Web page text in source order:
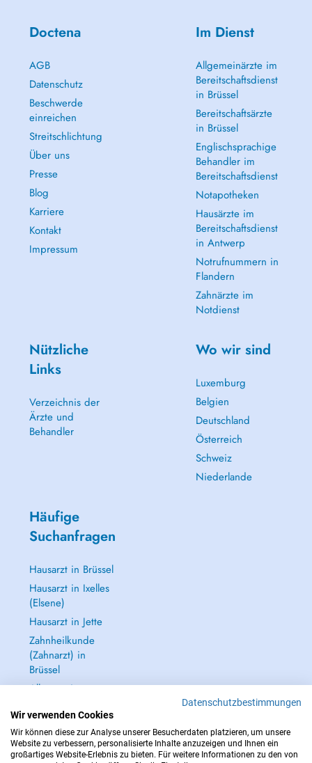
Doctena
AGB
Datenschutz
Beschwerde
einreichen
Streitschlichtung
Über uns
Presse
Blog
Karriere
Kontakt
Impressum
Im Dienst
Allgemeinärzte im
Bereitschaftsdienst
in Brüssel
Bereitschaftsärzte
in Brüssel
Englischsprachige
Behandler im
Bereitschaftsdienst
Notapotheken
Hausärzte im
Bereitschaftsdienst
in Antwerp
Notrufnummern in
Flandern
Zahnärzte im
Notdienst
Nützliche
Links
Verzeichnis der
Ärzte und
Behandler
Wo wir sind
Luxemburg
Belgien
Deutschland
Österreich
Schweiz
Niederlande
Häufige
Suchanfragen
Hausarzt in Brüssel
Hausarzt in Ixelles
(Elsene)
Hausarzt in Jette
Zahnheilkunde
(Zahnarzt) in
Brüssel
Alle anzeigen →
Datenschutzbestimmungen
Wir verwenden Cookies
Wir können diese zur Analyse unserer Besucherdaten platzieren, um unsere
Website zu verbessern, personalisierte Inhalte anzuzeigen und Ihnen ein
großartiges Website-Erlebnis zu bieten. Für weitere Informationen zu den von